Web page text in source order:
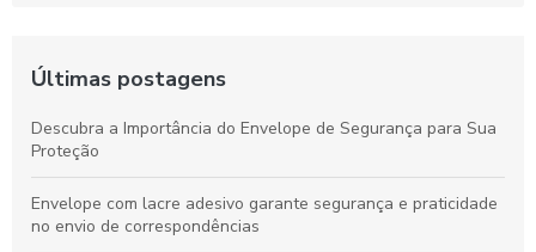
Últimas postagens
Descubra a Importância do Envelope de Segurança para Sua
Proteção
Envelope com lacre adesivo garante segurança e praticidade
no envio de correspondências